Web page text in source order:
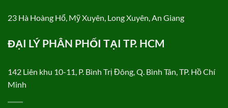
23 Hà Hoàng Hổ, Mỹ Xuyên, Long Xuyên, An Giang
ĐẠI LÝ PHÂN PHỐI TẠI TP. HCM
142 Liên khu 10-11, P. Bình Trị Đông, Q. Bình Tân, TP. Hồ Chí
Minh